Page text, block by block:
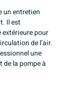
un entretien
Il est
extérieure pour
de l’air.
une
la pompe à